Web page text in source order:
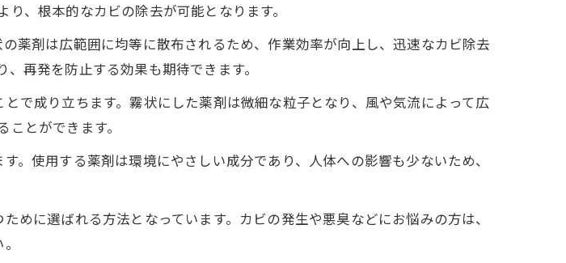
、根本的なカビの除去が可能となります。
薬剤は広範囲に均等に散布されるため、作業効率が向上し、迅速なカビ除去
再発を防止する効果も期待できます。
で成り立ちます。霧状にした薬剤は微細な粒子となり、風や気流によって広
とができます。
。使用する薬剤は環境にやさしい成分であり、人体への影響も少ないため、
めに選ばれる方法となっています。カビの発生や悪臭などにお悩みの方は、